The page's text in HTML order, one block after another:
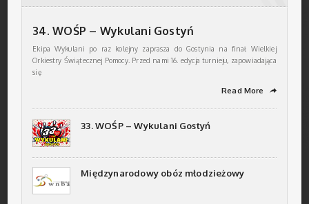
34. WOŚP – Wykulani Gostyń
Ekipa Wykulani po raz kolejny zaprasza do Gostynia na finał Wielkiej
Orkiestry Świątecznej Pomocy. Przed nami 16. edycja turnieju, zapowiadająca
się
Read More ➦
33. WOŚP – Wykulani Gostyń
Międzynarodowy obóz młodzieżowy